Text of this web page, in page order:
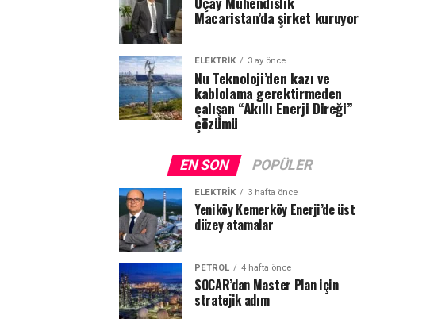
Macaristan’da şirket kuruyor
ELEKTRİK 3 ay önce
Nu Teknoloji’den kazı ve
kablolama gerektirmeden
çalışan “Akıllı Enerji Direği”
çözümü
EN SON POPÜLER
ELEKTRİK 3 hafta önce
Yeniköy Kemerköy Enerji’de üst
düzey atamalar
PETROL 4 hafta önce
SOCAR’dan Master Plan için
stratejik adım